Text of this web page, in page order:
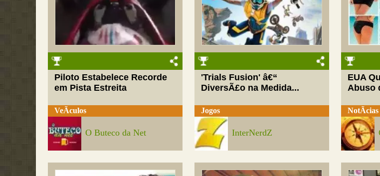
Piloto Estabelece Recorde
em Pista Estreita
VeÃ­culos
O Buteco da Net
'Trials Fusion' â€“
DiversÃ£o na Medida...
Jogos
InterNerdZ
EUA
Abuso
NotÃ­cias